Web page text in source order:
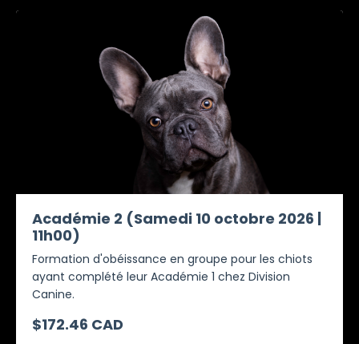
Académie 2 (Samedi 10 octobre 2026 |
11h00)
Formation d'obéissance en groupe pour les chiots
ayant complété leur Académie 1 chez Division
Canine.
$172.46 CAD